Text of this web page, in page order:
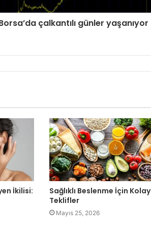
çalkantılı günler yaşanıyor
İkilisi:
Sağlıklı Beslenme İçin Kolay
Teklifler
Mayıs 25, 2026